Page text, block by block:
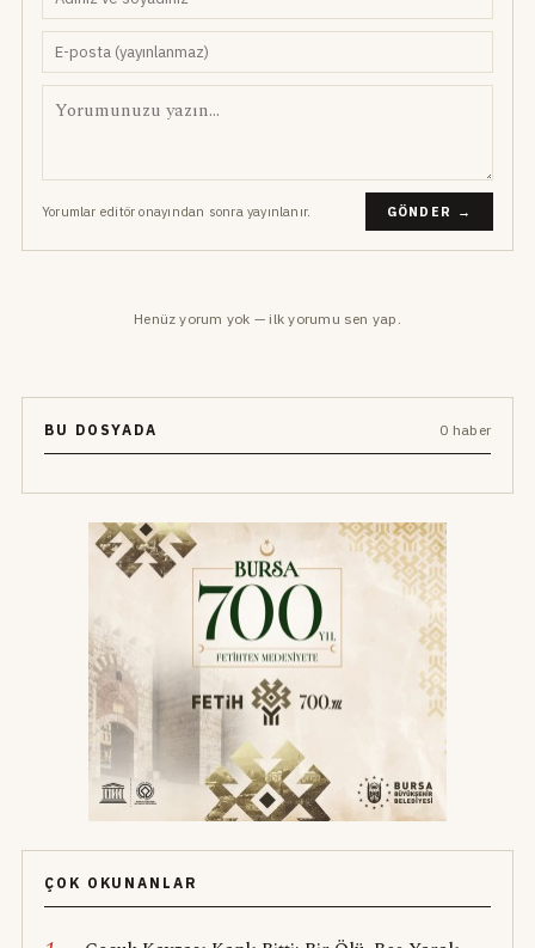
Yorumlar editör onayından sonra yayınlanır. GÖNDER →
Henüz yorum yok — ilk yorumu sen yap.
BU DOSYADA 0 haber
ÇOK OKUNANLAR